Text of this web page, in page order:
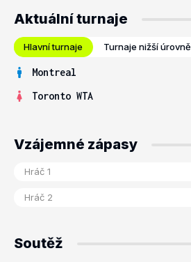
Aktuální turnaje
Hlavní turnaje Turnaje nižší úrovně
Montreal
Toronto WTA
Vzájemné zápasy
Soutěž